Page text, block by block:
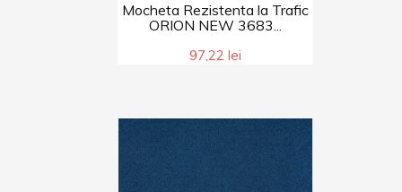
Mocheta Rezistenta la Trafic
ORION NEW 3683...
97,22 lei